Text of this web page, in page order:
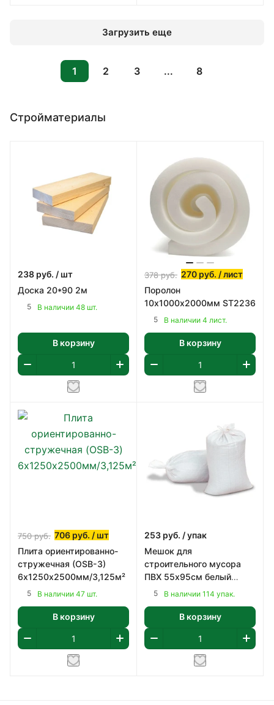
Загрузить еще
1 2 3 ... 8
Стройматериалы
238 руб. / шт
Доска 20*90 2м
5 В наличии 48 шт.
В корзину
378руб. 270 руб. / лист
Поролон
10х1000х2000мм ST2236
5 В наличии 4 лист.
В корзину
750руб. 706 руб. / шт
Плита ориентированно-
стружечная (OSB-3)
6х1250х2500мм/3,125м²
5 В наличии 47 шт.
В корзину
253 руб. / упак
Мешок для
строительного мусора
ПВХ 55х95см белый
10шт. в рулоне
5 В наличии 114 упак.
В корзину